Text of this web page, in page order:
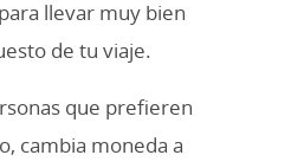
llevar muy bien
de tu viaje.
que prefieren
cambia moneda a